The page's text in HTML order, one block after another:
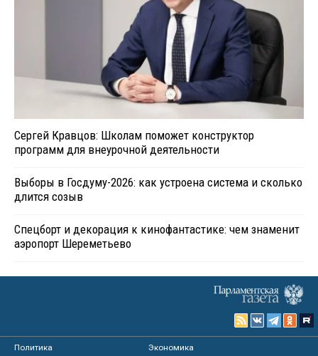
Сергей Кравцов: Школам поможет конструктор
программ для внеурочной деятельности
Выборы в Госдуму-2026: как устроена система и сколько
длится созыв
Спецборт и декорация к кинофантастике: чем знаменит
аэропорт Шереметьево
Политика
Экономика